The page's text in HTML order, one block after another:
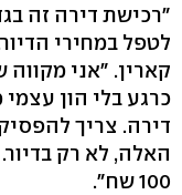
"רכישת דירה זה
לטפל במחירי
קארין. "אני
כרגע בלי הון
דירה. צריך
האלה, לא רק
100 שח".